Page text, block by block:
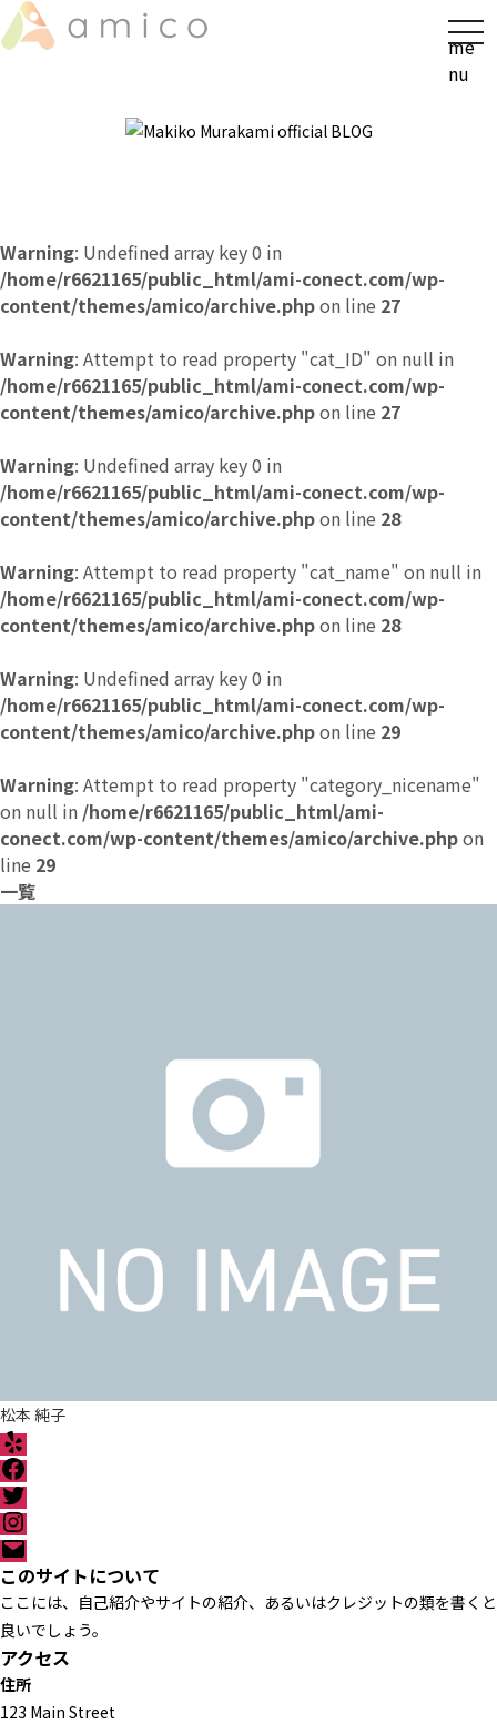
t
o
g
t
me
nu
Warning: Undefined array key 0 in
/home/r6621165/public_html/ami-conect.com/wp-
content/themes/amico/archive.phpon line 27
Warning: Attempt to read property "cat_ID" on null in
/home/r6621165/public_html/ami-conect.com/wp-
content/themes/amico/archive.phpon line 27
Warning: Undefined array key 0 in
/home/r6621165/public_html/ami-conect.com/wp-
content/themes/amico/archive.phpon line 28
Warning: Attempt to read property "cat_name" on null in
/home/r6621165/public_html/ami-conect.com/wp-
content/themes/amico/archive.phpon line 28
Warning: Undefined array key 0 in
/home/r6621165/public_html/ami-conect.com/wp-
content/themes/amico/archive.phpon line 29
Warning: Attempt to read property "category_nicename"
on null in /home/r6621165/public_html/ami-
conect.com/wp-content/themes/amico/archive.phpon
line 29
一覧
松本 純子
Y
e
l
p
F
a
c
e
b
o
o
k
T
w
i
t
t
e
r
I
n
s
t
a
g
r
a
m
メ
ー
ル
このサイトについて
ここには、自己紹介やサイトの紹介、あるいはクレジットの類を書くと
良いでしょう。
アクセス
住所
123 Main Street